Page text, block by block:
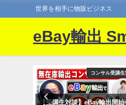
世界を相手に物販ビジネス
eBay輸出
コンサル受講生
【受講生対談】eBay輸出開始